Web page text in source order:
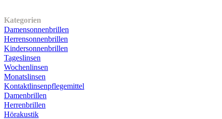
Kategorien
Damensonnenbrillen
Herrensonnenbrillen
Kindersonnenbrillen
Tageslinsen
Wochenlinsen
Monatslinsen
Kontaktlinsenpflegemittel
Damenbrillen
Herrenbrillen
Hörakustik